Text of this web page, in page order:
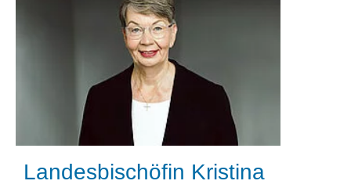
Landesbischöfin Kristina